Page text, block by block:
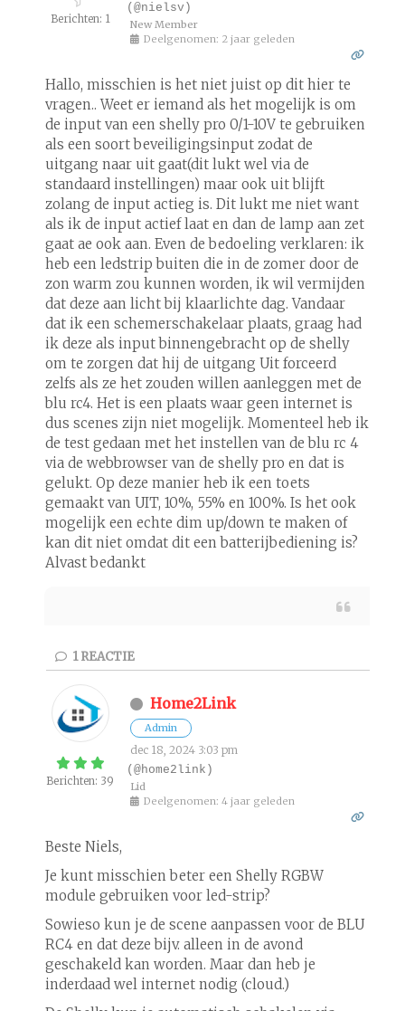
Berichten: 1
(@nielsv)
New Member
Deelgenomen: 2 jaar geleden
Hallo, misschien is het niet juist op dit hier te
vragen.. Weet er iemand als het mogelijk is om
de input van een shelly pro 0/1-10V te gebruiken
als een soort beveiligingsinput zodat de
uitgang naar uit gaat(dit lukt wel via de
standaard instellingen) maar ook uit blijft
zolang de input actieg is. Dit lukt me niet want
als ik de input actief laat en dan de lamp aan zet
gaat ae ook aan. Even de bedoeling verklaren: ik
heb een ledstrip buiten die in de zomer door de
zon warm zou kunnen worden, ik wil vermijden
dat deze aan licht bij klaarlichte dag. Vandaar
dat ik een schemerschakelaar plaats, graag had
ik deze als input binnengebracht op de shelly
om te zorgen dat hij de uitgang Uit forceerd
zelfs als ze het zouden willen aanleggen met de
blu rc4. Het is een plaats waar geen internet is
dus scenes zijn niet mogelijk. Momenteel heb ik
de test gedaan met het instellen van de blu rc 4
via de webbrowser van de shelly pro en dat is
gelukt. Op deze manier heb ik een toets
gemaakt van UIT, 10%, 55% en 100%. Is het ook
mogelijk een echte dim up/down te maken of
kan dit niet omdat dit een batterijbediening is?
Alvast bedankt
1REACTIE
Berichten: 39
Home2Link
Admin
dec 18, 2024 3:03 pm
(@home2link)
Lid
Deelgenomen: 4 jaar geleden
Beste Niels,
Je kunt misschien beter een Shelly RGBW
module gebruiken voor led-strip?
Sowieso kun je de scene aanpassen voor de BLU
RC4 en dat deze bijv. alleen in de avond
geschakeld kan worden. Maar dan heb je
inderdaad wel internet nodig (cloud.)